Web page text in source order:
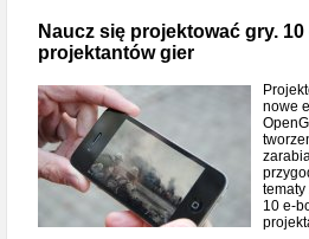
Naucz się projektować gry.
projektantów gier
nowe
10 e-